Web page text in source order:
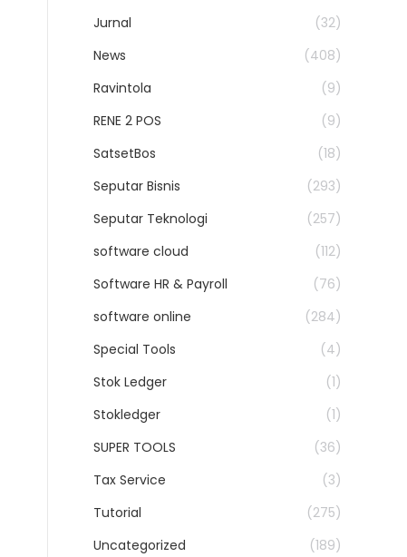
Jurnal
(32)
News
(408)
Ravintola
(9)
RENE 2 POS
(9)
SatsetBos
(18)
Seputar Bisnis
(293)
Seputar Teknologi
(257)
software cloud
(112)
Software HR & Payroll
(76)
software online
(284)
Special Tools
(4)
Stok Ledger
(1)
Stokledger
(1)
SUPER TOOLS
(36)
Tax Service
(3)
Tutorial
(275)
Uncategorized
(189)